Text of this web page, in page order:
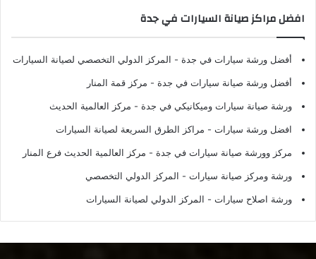
افضل مراكز صيانة السيارات في جدة
أفضل ورشة سيارات في جدة - المركز الدولي التخصصي لصيانة السيارات
أفضل ورشة صيانة سيارات في جدة - مركز قمة المنار
ورشة صيانة سيارات وميكانيكي في جدة - مركز العالمية الحديث
افضل ورشة سيارات - مراكز الطرق السريعة لصيانة السيارات
مركز وورشة صيانة سيارات في جدة - مركز العالمية الحديث فرع المنار
ورشة ومركز صيانة سيارات - المركز الدولي التخصصي
ورشة اصلاح سيارات - المركز الدولي لصيانة السيارات